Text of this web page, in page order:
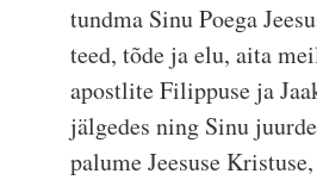
tundma Sinu Poega
teed, tõde ja elu, aita
apostlite Filippuse ja
jälgedes ning Sinu
palume Jeesuse